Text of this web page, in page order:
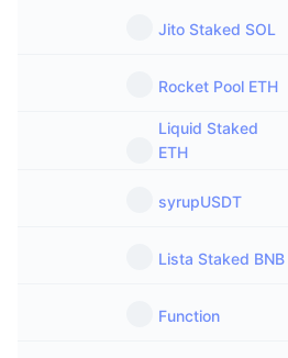
Jito Staked SOL
Rocket Pool ETH
Liquid Staked
ETH
syrupUSDT
Lista Staked BNB
Function